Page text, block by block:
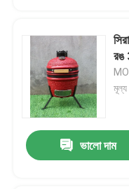
রঙ
ভালো দাম